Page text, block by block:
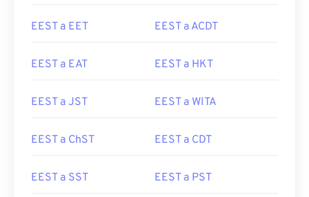
EEST a EET EEST a ACDT
EEST a EAT EEST a HKT
EEST a JST EEST a WITA
EEST a ChST EEST a CDT
EEST a SST EEST a PST